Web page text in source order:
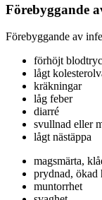
Förebyggande
Förebyggande av
förhöjt
lågt
kräkningar
låg feber
diarré
svullnad eller
lågt nästäppa
magsmärta,
prydnad, ökad
muntorrhet